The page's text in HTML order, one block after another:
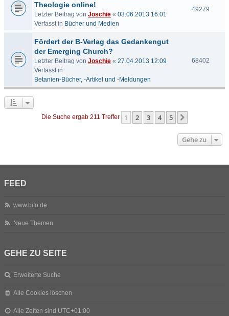
Theologie online!
Letzter Beitrag von Joschie « 03.06.2013 16:01
Verfasst in Bücher und Medien
49279
Fördert der B-Verlag das Gedankengut
der Emerging Church?
Letzter Beitrag von Joschie « 27.04.2013 12:09
Verfasst in
Betanien-Bücher, -Artikel und -Meldungen
68402
Die Suche ergab 211 Treffer 1 2 3 4 5
Gehe zu
FEED
www.bifo.de
Neue Themen
GEHE ZU SEITE
Erweiterte Suche
Alle Cookies löschen
Alle Zeiten sind UTC+01:00